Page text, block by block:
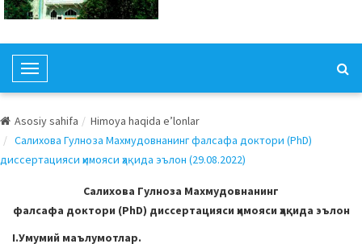
T
o
g
l
e
a
Asosiy sahifa
Himoya haqida e’lonlar
Салихова Гулноза Махмудовнанинг фалсафа доктори (PhD)
диссертацияси ҳимояси ҳақида эълон (29.08.2022)
Салихова Гулноза Махмудовнанинг
фалсафа доктори (PhD) диссертацияси ҳимояси ҳақида эълон
I.Умумий маълумотлар.